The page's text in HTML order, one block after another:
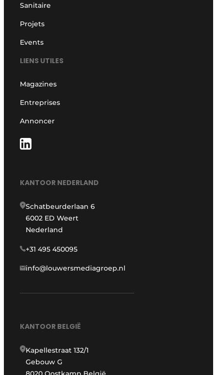
Sanitaire
Projets
Events
LIENS UTILES
Magazines
Entreprises
Annoncer
KANTOOR NEDERLAND
Schatbeurderlaan 6
6002 ED Weert
Nederland
+31 495 450095
info@louwersmediagroep.nl
KANTOOR BELGIË
Kapellestraat 132/1
Gebouw G